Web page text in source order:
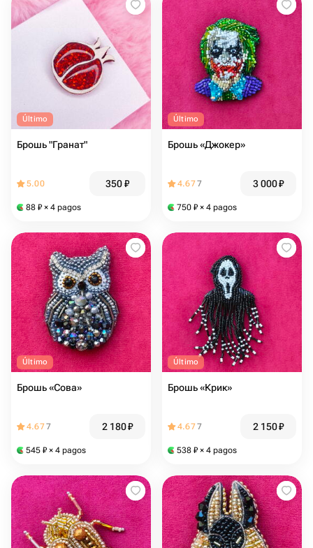
Último
Брошь "Гранат"
5.00 350₽
88 ₽ × 4 pagos
Último
Брошь «Джокер»
4.677 3 000₽
750 ₽ × 4 pagos
Último
Брошь «Сова»
4.677 2 180₽
545 ₽ × 4 pagos
Último
Брошь «Крик»
4.677 2 150₽
538 ₽ × 4 pagos